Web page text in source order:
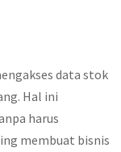
data stok
Hal ini
harus
membuat bisnis